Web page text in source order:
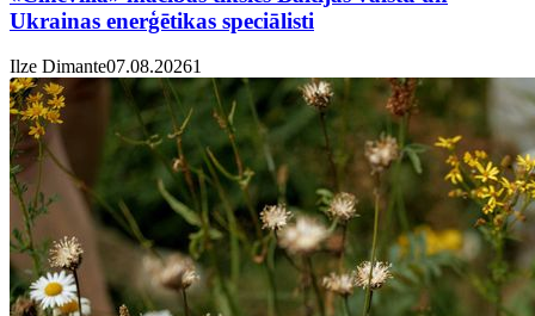
Ukrainas enerģētikas speciālisti
Ilze Dimante07.08.20261